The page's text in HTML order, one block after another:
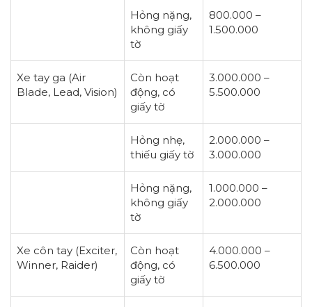
Hỏng nặng,
không giấy
tờ
800.000 –
1.500.000
Xe tay ga (Air
Blade, Lead, Vision)
Còn hoạt
động, có
giấy tờ
3.000.000 –
5.500.000
Hỏng nhẹ,
thiếu giấy tờ
2.000.000 –
3.000.000
Hỏng nặng,
không giấy
tờ
1.000.000 –
2.000.000
Xe côn tay (Exciter,
Winner, Raider)
Còn hoạt
động, có
giấy tờ
4.000.000 –
6.500.000